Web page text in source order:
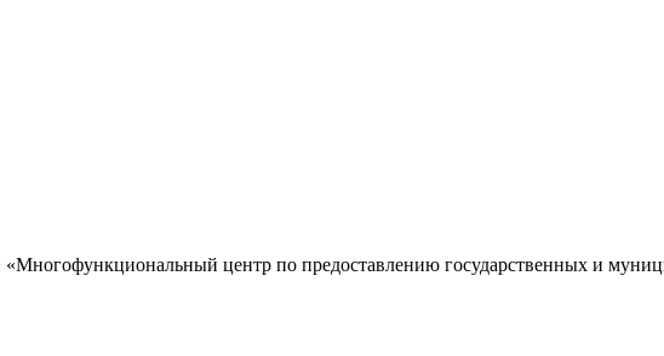
«Многофункциональный центр по предоставлению государственных и